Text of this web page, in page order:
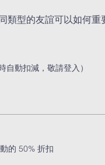
類型的友誼可以如何重
自動扣減，敬請登入）
的 50% 折扣